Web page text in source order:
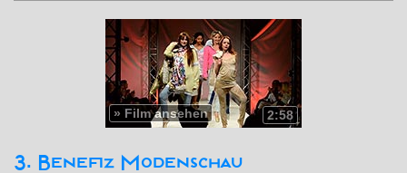
2:58
» Film ansehen
3. Benefiz Modenschau